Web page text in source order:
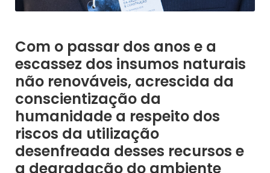
Com o passar dos anos e a
escassez dos insumos naturais
não renováveis, acrescida da
conscientização da
humanidade a respeito dos
riscos da utilização
desenfreada desses recursos e
a degradação do ambiente